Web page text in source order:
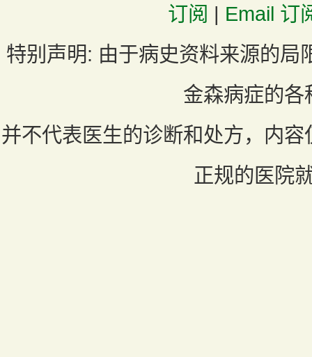
订阅 | Email 订
特别声明: 由于病史资料来源的局
金森病症的各
并不代表医生的诊断和处方，内
正规的医院